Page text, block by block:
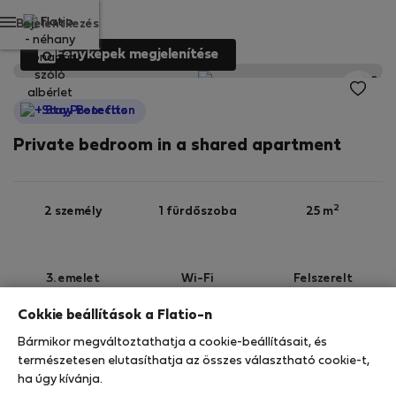
Bejelentkezés
Fényképek megjelenítése
StayProtection
Private bedroom in a shared apartment
2 személy 1 fürdőszoba 25 m2
3. emelet Wi-Fi Felszerelt
Az Ön tartózkodását a
StayProtection
csomagunk fedezi! Felhívjuk figyelmét, hogy ennek
Cokkie beállítások a Flatio-n
Bármikor megváltoztathatja a cookie-beállításait, és
természetesen elutasíthatja az összes választható cookie-t,
ha úgy kívánja.